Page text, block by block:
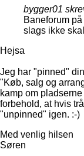
bygger01
Baneforum
slags ikke
Hejsa
Jeg har "pinned"
"Køb, salg og
kamp om
forbehold, at hvis
"unpinned" igen. :-)
Med venlig hilsen
Søren